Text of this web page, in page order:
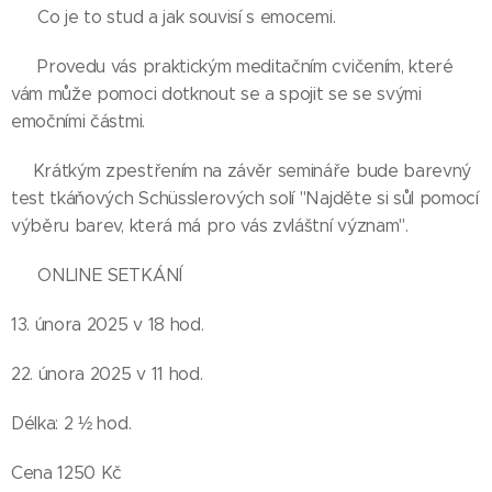
👉 Co je to stud a jak souvisí s emocemi.
👉 Provedu vás praktickým meditačním cvičením, které
vám může pomoci dotknout se a spojit se se svými
emočními částmi.
👉Krátkým zpestřením na závěr semináře bude barevný
test tkáňových Schüsslerových solí "Najděte si sůl pomocí
výběru barev, která má pro vás zvláštní význam".
🌺 ONLINE SETKÁNÍ
13. února 2025 v 18 hod.
22. února 2025 v 11 hod.
Délka: 2 ½ hod.
Cena 1250 Kč